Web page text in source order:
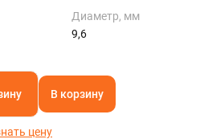
Диаметр, мм
9,6
В корзину
цену